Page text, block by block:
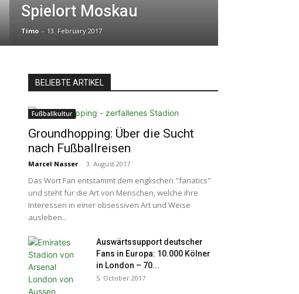
Spielort Moskau
Timo - 13. February 2017
BELIEBTE ARTIKEL
Fußballkultur
Groundhopping: Über die Sucht
nach Fußballreisen
Marcel Nasser - 3. August 2017
Das Wort Fan entstammt dem englischen "fanatics"
und steht für die Art von Menschen, welche ihre
Interessen in einer obsessiven Art und Weise
ausleben...
Auswärtssupport deutscher
Fans in Europa: 10.000 Kölner
in London – 70...
5. October 2017